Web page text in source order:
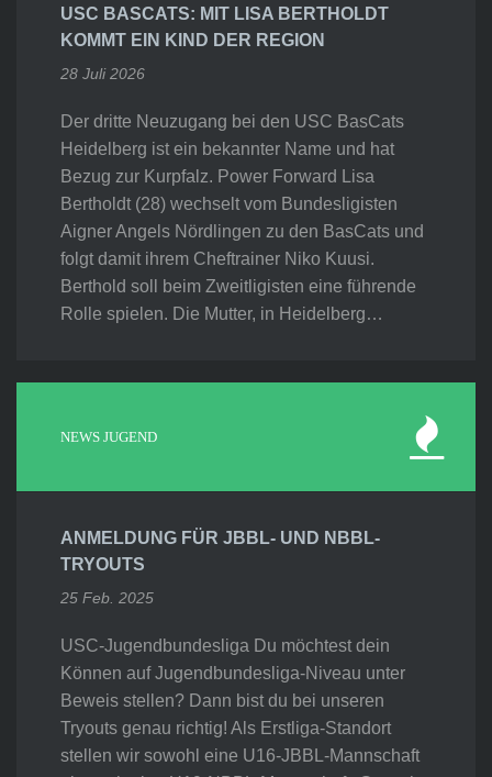
USC BASCATS: MIT LISA BERTHOLDT
KOMMT EIN KIND DER REGION
28 Juli 2026
Der dritte Neuzugang bei den USC BasCats
Heidelberg ist ein bekannter Name und hat
Bezug zur Kurpfalz. Power Forward Lisa
Bertholdt (28) wechselt vom Bundesligisten
Aigner Angels Nördlingen zu den BasCats und
folgt damit ihrem Cheftrainer Niko Kuusi.
Berthold soll beim Zweitligisten eine führende
Rolle spielen. Die Mutter, in Heidelberg…
NEWS JUGEND
ANMELDUNG FÜR JBBL- UND NBBL-
TRYOUTS
25 Feb. 2025
USC-Jugendbundesliga Du möchtest dein
Können auf Jugendbundesliga-Niveau unter
Beweis stellen? Dann bist du bei unseren
Tryouts genau richtig! Als Erstliga-Standort
stellen wir sowohl eine U16-JBBL-Mannschaft